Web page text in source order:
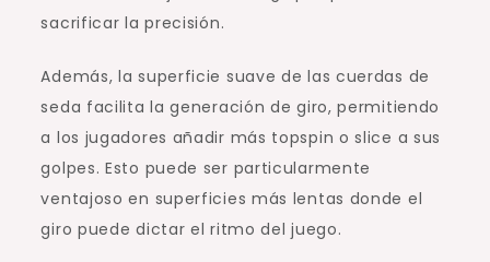
sacrificar la precisión.
Además, la superficie suave de las cuerdas de
seda facilita la generación de giro, permitiendo
a los jugadores añadir más topspin o slice a sus
golpes. Esto puede ser particularmente
ventajoso en superficies más lentas donde el
giro puede dictar el ritmo del juego.